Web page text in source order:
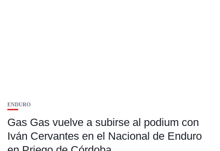
ENDURO
Gas Gas vuelve a subirse al podium con
Iván Cervantes en el Nacional de Enduro